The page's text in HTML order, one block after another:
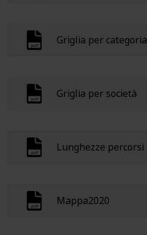
Griglia per categoria
Griglia per società
Lunghezze percorsi
Mappa2020